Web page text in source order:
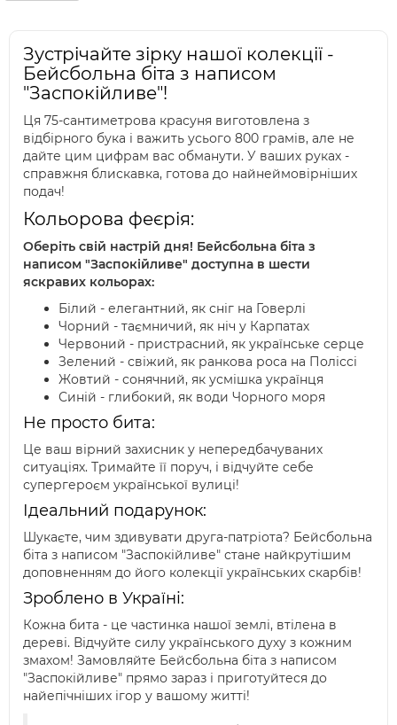
Зустрічайте зірку нашої колекції -
Бейсбольна біта з написом
"Заспокійливе"!
Ця 75-сантиметрова красуня виготовлена з
відбірного бука і важить усього 800 грамів, але не
дайте цим цифрам вас обманути. У ваших руках -
справжня блискавка, готова до найнеймовірніших
подач!
Кольорова феєрія:
Оберіть свій настрій дня! Бейсбольна біта з
написом "Заспокійливе" доступна в шести
яскравих кольорах:
Білий - елегантний, як сніг на Говерлі
Чорний - таємничий, як ніч у Карпатах
Червоний - пристрасний, як українське серце
Зелений - свіжий, як ранкова роса на Поліссі
Жовтий - сонячний, як усмішка українця
Синій - глибокий, як води Чорного моря
Не просто бита:
Це ваш вірний захисник у непередбачуваних
ситуаціях. Тримайте її поруч, і відчуйте себе
супергероєм української вулиці!
Ідеальний подарунок:
Шукаєте, чим здивувати друга-патріота? Бейсбольна
біта з написом "Заспокійливе" стане найкрутішим
доповненням до його колекції українських скарбів!
Зроблено в Україні:
Кожна бита - це частинка нашої землі, втілена в
дереві. Відчуйте силу українського духу з кожним
змахом! Замовляйте Бейсбольна біта з написом
"Заспокійливе" прямо зараз і приготуйтеся до
найепічніших ігор у вашому житті!